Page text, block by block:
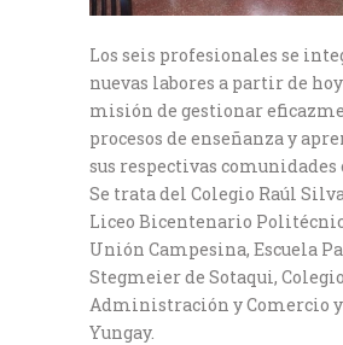
Los seis profesionales se
nuevas labores a partir de
misión de gestionar
procesos de enseñanza y
sus respectivas comunidades
Se trata del Colegio Raúl
Liceo Bicentenario
Unión Campesina, Escuela
Stegmeier de Sotaqui,
Administración y Comercio
Yungay.